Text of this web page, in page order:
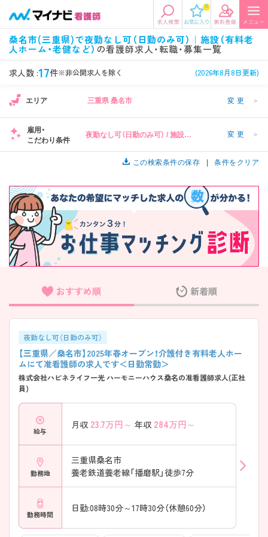
0
桑名市(三重県)で夜勤なし可（日勤のみ可）｜施設（有料老
人ホーム・老健など） の看護師求人・転職・募集一覧
求人数 :17件※非公開求人を除く (2026年8月8日更新)
エリアから探す
エリアから探す 駅・路線から探す
関東
東海 関西
九州・沖縄
希望の求人条件を選択
条件項目の選択に戻る
資格
施設形態
病院、クリニック・診療所など
担当業務
病棟、外来など
美容外科、
循環器内科など
未経験歓迎、
土日祝休みなど
年収
年収500万円以上など 正社員、契約社員など
フリーワード検索
エリア 三重県 桑名市 変更 ＞
雇用・
こだわり条件
夜勤なし可（日勤のみ可） / 施設
変更 ＞
この検索条件の保存 条件をクリア
おすすめ順 新着順
夜勤なし可（日勤のみ可）
【三重県／桑名市】2025年春オープン！介護付き有料老人ホー
ムにて准看護師の求人です＜日勤常勤＞
株式会社ハピネライフ一光 ハーモニーハウス桑名の准看護師求人(正社
員)
給与
月収 23.7万円～ 年収 284万円～
勤務地
三重県桑名市
養老鉄道養老線「播磨駅」徒歩7分
勤務時間
日勤:08時30分～17時30分（休憩60分）